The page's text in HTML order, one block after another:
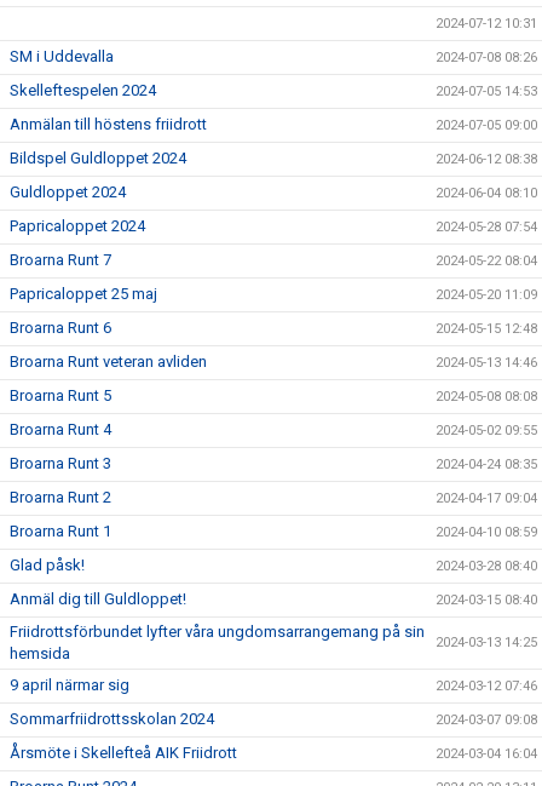
2024-07-12 10:31
SM i Uddevalla 2024-07-08 08:26
Skelleftespelen 2024 2024-07-05 14:53
Anmälan till höstens friidrott 2024-07-05 09:00
Bildspel Guldloppet 2024 2024-06-12 08:38
Guldloppet 2024 2024-06-04 08:10
Papricaloppet 2024 2024-05-28 07:54
Broarna Runt 7 2024-05-22 08:04
Papricaloppet 25 maj 2024-05-20 11:09
Broarna Runt 6 2024-05-15 12:48
Broarna Runt veteran avliden 2024-05-13 14:46
Broarna Runt 5 2024-05-08 08:08
Broarna Runt 4 2024-05-02 09:55
Broarna Runt 3 2024-04-24 08:35
Broarna Runt 2 2024-04-17 09:04
Broarna Runt 1 2024-04-10 08:59
Glad påsk! 2024-03-28 08:40
Anmäl dig till Guldloppet! 2024-03-15 08:40
Friidrottsförbundet lyfter våra ungdomsarrangemang på sin
hemsida
2024-03-13 14:25
9 april närmar sig 2024-03-12 07:46
Sommarfriidrottsskolan 2024 2024-03-07 09:08
Årsmöte i Skellefteå AIK Friidrott 2024-03-04 16:04